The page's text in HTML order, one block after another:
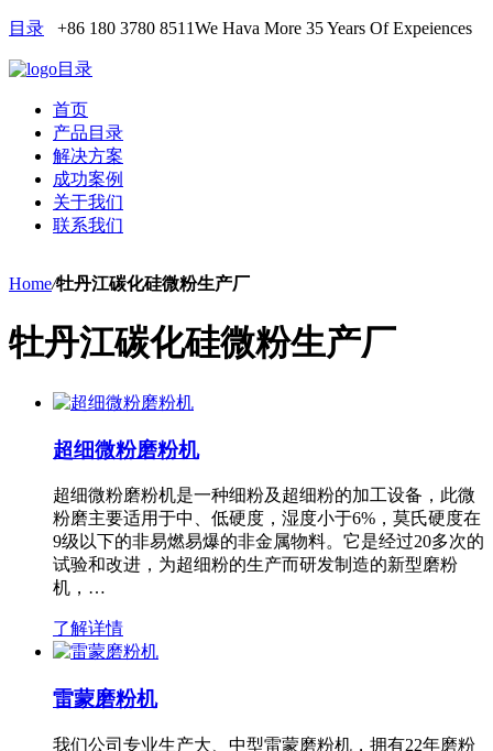
目录 +86 180 3780 8511We Hava More 35 Years Of Expeiences
目录
首页
产品目录
解决方案
成功案例
关于我们
联系我们
Home/牡丹江碳化硅微粉生产厂
牡丹江碳化硅微粉生产厂
超细微粉磨粉机
超细微粉磨粉机是一种细粉及超细粉的加工设备，此微
粉磨主要适用于中、低硬度，湿度小于6%，莫氏硬度在
9级以下的非易燃易爆的非金属物料。它是经过20多次的
试验和改进，为超细粉的生产而研发制造的新型磨粉
机，…
了解详情
雷蒙磨粉机
我们公司专业生产大、中型雷蒙磨粉机，拥有22年磨粉